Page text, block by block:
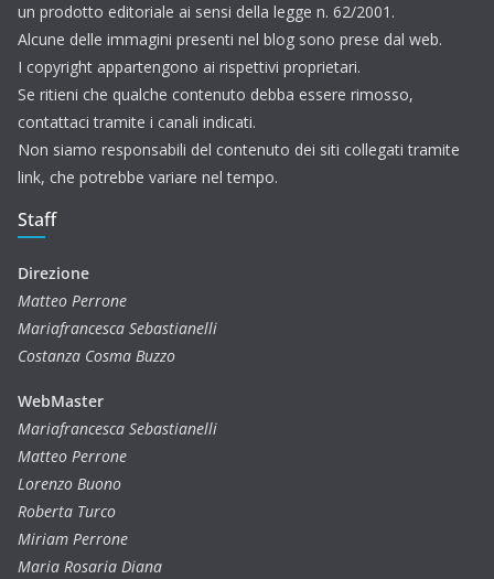
un prodotto editoriale ai sensi della legge n. 62/2001.
Alcune delle immagini presenti nel blog sono prese dal web.
I copyright appartengono ai rispettivi proprietari.
Se ritieni che qualche contenuto debba essere rimosso,
contattaci tramite i canali indicati.
Non siamo responsabili del contenuto dei siti collegati tramite
link, che potrebbe variare nel tempo.
Staff
Direzione
Matteo Perrone
Mariafrancesca Sebastianelli
Costanza Cosma Buzzo
WebMaster
Mariafrancesca Sebastianelli
Matteo Perrone
Lorenzo Buono
Roberta Turco
Miriam Perrone
Maria Rosaria Diana